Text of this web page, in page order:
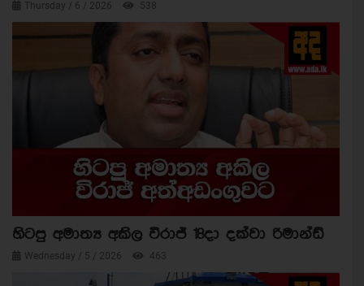
Thursday / 6 / 2026 538
හිටපු අමාත්‍ය අකිල විරාජ් 18දා දක්වා රිමාන්ඩ්
Wednesday / 5 / 2026 463